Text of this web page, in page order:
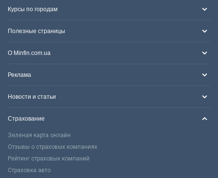
Курсы по городам
Полезные страницы
О Minfin.com.ua
Реклама
Новости и статьи
Страхование
Зеленая карта онлайн
Отзывы о страховых компаниях
Рейтинг страховых компаний
Страховка авто